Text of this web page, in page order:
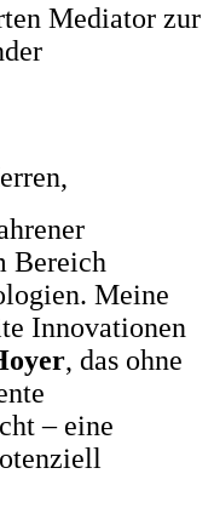
Mediator zur
Bereich
Meine
Innovationen
, das ohne
– eine